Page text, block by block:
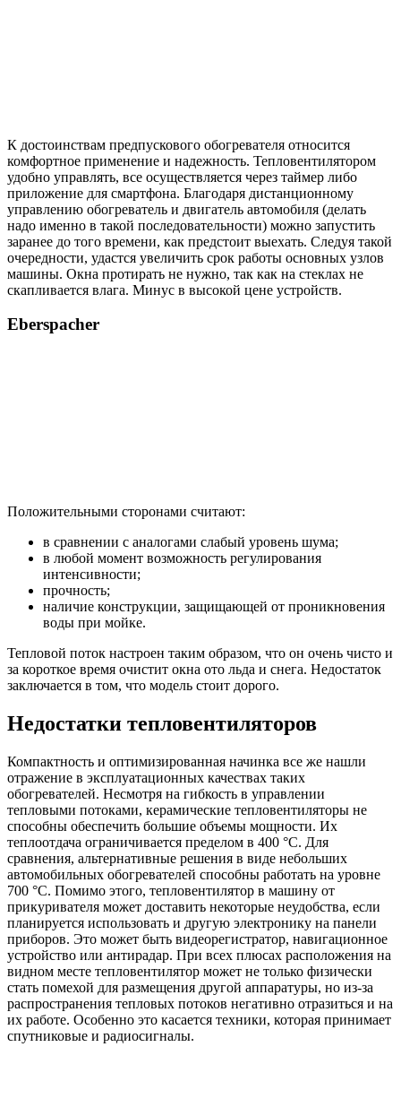
К достоинствам предпускового обогревателя относится
комфортное применение и надежность. Тепловентилятором
удобно управлять, все осуществляется через таймер либо
приложение для смартфона. Благодаря дистанционному
управлению обогреватель и двигатель автомобиля (делать
надо именно в такой последовательности) можно запустить
заранее до того времени, как предстоит выехать. Следуя такой
очередности, удастся увеличить срок работы основных узлов
машины. Окна протирать не нужно, так как на стеклах не
скапливается влага. Минус в высокой цене устройств.
Eberspacher
Положительными сторонами считают:
в сравнении с аналогами слабый уровень шума;
в любой момент возможность регулирования
интенсивности;
прочность;
наличие конструкции, защищающей от проникновения
воды при мойке.
Тепловой поток настроен таким образом, что он очень чисто и
за короткое время очистит окна ото льда и снега. Недостаток
заключается в том, что модель стоит дорого.
Недостатки тепловентиляторов
Компактность и оптимизированная начинка все же нашли
отражение в эксплуатационных качествах таких
обогревателей. Несмотря на гибкость в управлении
тепловыми потоками, керамические тепловентиляторы не
способны обеспечить большие объемы мощности. Их
теплоотдача ограничивается пределом в 400 °C. Для
сравнения, альтернативные решения в виде небольших
автомобильных обогревателей способны работать на уровне
700 °C. Помимо этого, тепловентилятор в машину от
прикуривателя может доставить некоторые неудобства, если
планируется использовать и другую электронику на панели
приборов. Это может быть видеорегистратор, навигационное
устройство или антирадар. При всех плюсах расположения на
видном месте тепловентилятор может не только физически
стать помехой для размещения другой аппаратуры, но из-за
распространения тепловых потоков негативно отразиться и на
их работе. Особенно это касается техники, которая принимает
спутниковые и радиосигналы.